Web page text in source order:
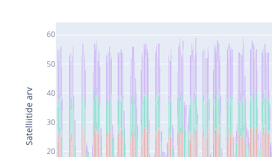
20
30
40
50
60
Satelliitide arv